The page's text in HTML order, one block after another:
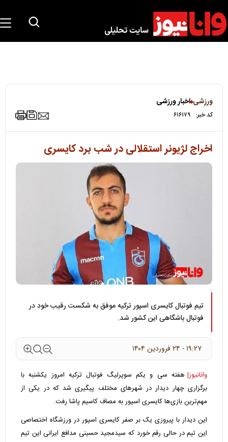
ورزشی اخبار ورزشی
کد خبر: ۶۱۶۱۷۹
اخراج لژیونر استقلالی در شب برد کایسری
تیم فوتبال کایسری اسپور ترکیه موفق به شکست رقیب خود در
فوتبال باشگاهی این کشور شد.
۱۹:۲۷ - ۲۴ فروردين ۱۴۰۴
وانانیوز| هفته سی و یکم سوپرلیگ فوتبال ترکیه امروز یکشنبه با
برگزاری چهار دیدار در شهرهای مختلف پیگیری شد که در یکی از
مهم‌ترین بازی‌ها کایسری اسپور به مصاف کاسیم پاشا رفت.
این دیدار با پیروزی یک بر صفر کایسری اسپور در ورزشگاه اختصاصی
این تیم در حالی رقم خورد که سیدمجید حسینی مدافع ایرانی این تیم